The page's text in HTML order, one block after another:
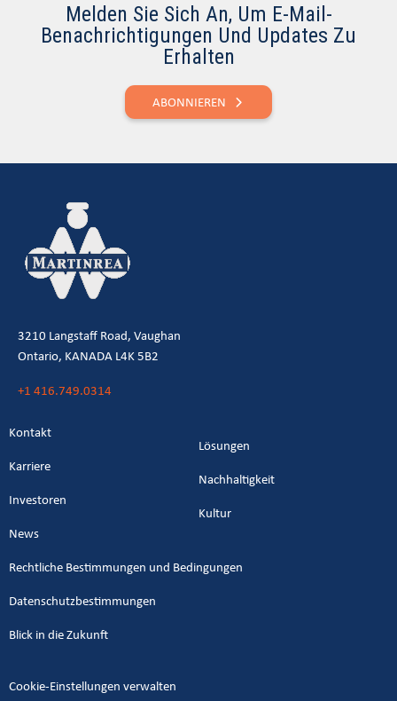
Melden Sie Sich An, Um E-Mail-
Benachrichtigungen Und Updates Zu
Erhalten
ABONNIEREN
3210 Langstaff Road, Vaughan
Ontario, KANADA L4K 5B2
+1 416.749.0314
Kontakt
Karriere
Investoren
News
Lösungen
Nachhaltigkeit
Kultur
Rechtliche Bestimmungen und Bedingungen
Datenschutzbestimmungen
Blick in die Zukunft
Cookie-Einstellungen verwalten